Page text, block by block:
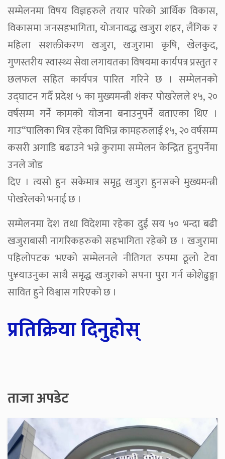
सम्मेलनमा विषय विज्ञहरुले तयार पारेको आर्थिक विकास,
विकासमा जनसहभागिता, योजनावद्ध खजुरा शहर, लैंगिक र
महिला सशक्तीकरण खजुरा, खजुरामा कृषि, खेलकुद,
गुणस्तरीय स्वास्थ्य सेवा लगायतका विषयमा कार्यपत्र प्रस्तुत र
छलफल सहित कार्यपत्र पारित गरिने छ । सम्मेलनको
उद्घाटन गर्दै प्रदेश ५ का मुख्यमन्त्री शंकर पोखरेलले १५, २०
वर्षसम्म गर्ने कामको योजना बनाउनुपर्ने बताएका थिए ।
गाउ“पालिका भित्र रहेका विभिन्न कामहरुलाई १५, २० वर्षसम्म
कसरी अगाडि बढाउने भन्ने कुरामा सम्मेलन केन्द्रित हुनुपर्नेमा
उनले जोड
दिए । त्यसो हुन सकेमात्र समृद्व खजुरा हुनसक्ने मुख्यमन्त्री
पोखरेलको भनाई छ ।
सम्मेलनमा देश तथा विदेशमा रहेका दुई सय ५० भन्दा बढी
खजुराबासी नागरिकहरुको सहभागिता रहेको छ । खजुरामा
पहिलोपटक भएको सम्मेलनले नीतिगत रुपमा ठूलो टेवा
पु¥याउनुका साथै समृद्ध खजुराको सपना पुरा गर्न कोशेढुङ्गा
सावित हुने विश्वास गरिएको छ ।
प्रतिक्रिया दिनुहोस्
ताजा अपडेट